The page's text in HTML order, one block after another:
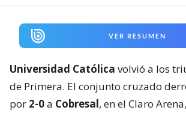
VER RESUMEN
Universidad Católica volvió a los
de Primera. El conjunto cruzado
por 2-0a Cobresal, en el Claro